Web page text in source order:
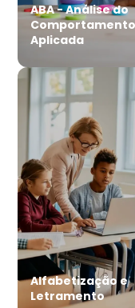
ABA - Análise do
Comportamento
Aplicada
Alfabetização e
Letramento